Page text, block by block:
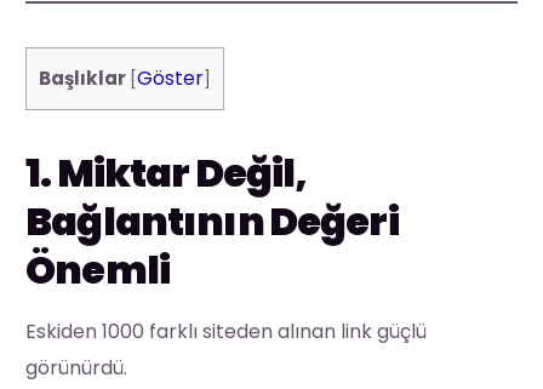
Başlıklar [Göster
1. Miktar Değil,
Bağlantının Değeri
Önemli
Eskiden 1000 farklı siteden alınan link güçlü
görünürdü.